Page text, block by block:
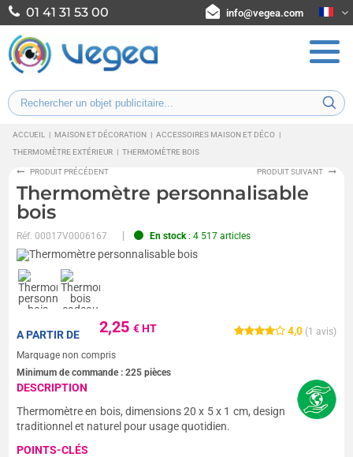
01 41 31 53 00 info@vegea.com
ACCUEIL | MAISON ET DÉCORATION | ACCESSOIRES MAISON ET DÉCO |
THERMOMÈTRE EXTÉRIEUR | THERMOMÈTRE BOIS
PRODUIT PRÉCÉDENT PRODUIT SUIVANT
Thermomètre personnalisable
bois
Réf.00017V0006167 En stock: 4 517 articles
4,0 (1 avis)
2,25€ HT
A PARTIR DE
Marquage non compris
Minimum de commande :225 pièces
DESCRIPTION
Thermomètre en bois, dimensions 20 x 5 x 1 cm, design
traditionnel et naturel pour usage quotidien.
POINTS-CLÉS